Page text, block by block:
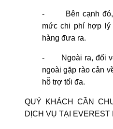
-
Bên cạnh
mức chi phí hợp lý
hàng đưa ra.
-
Ngoài ra, đối
ngoài gặp rào cản
hỗ trợ tối đa.
QUÝ KHÁCH CẦN
DỊCH VỤ TẠI EVEREST